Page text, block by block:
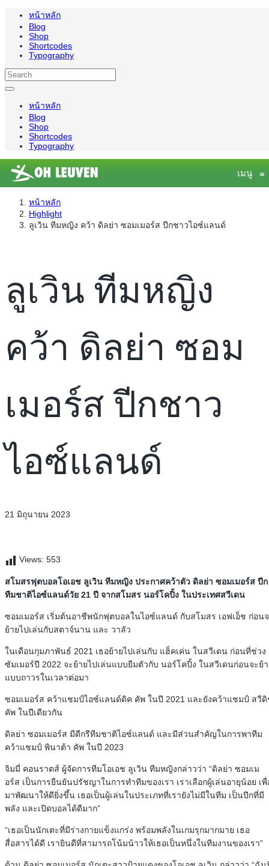
หน้าหลัก
Blog
Shop
Shortcodes
Typography
หน้าหลัก
Blog
Shop
Shortcodes
Typography
เมนู ≡
หน้าหลัก
Highlight
ลูเวิน ทีมหญิง คว้า ดิลย่า ซอมเมอร์ส ปีกชาวไอซ์แลนด์
ลูเวิน ทีมหญิง
คว้า ดิลย่า ซอม
เมอร์ส ปีกชาว
ไอซ์แลนด์
21 มิถุนายน 2023
Views: 553
สโมสรฟุตบอลโอเอช ลูเวิน ทีมหญิง ประกาศคว้าตัว ดิลย่า ซอมเมอร์ส ปีก
ทีมชาติไอซ์แลนด์วัย 21 ปี จากสโมสร นอร์โคปิ้ง ในประเทศสวีเดน
ซอมเมอร์ส เริ่มต้นอาชีพนักฟุตบอลในไอซ์แลนด์ กับสโมสร เอฟเอ็ช ก่อน
ย้ายไปเล่นกับสตาจ์นาน และ วาลัว
ในเดือนกุมภาพันธ์ 2021 เธอย้ายไปเล่นกับ แฮ็คเค่น ในสวีเดน ก่อนที่ช่วง
ซัมเมอร์ปี 2022 จะย้ายไปเล่นแบบยืมตัวกับ นอร์โคปิ้ง ในสวีเดนก่อนจะย้
แบบถาวรในเวลาต่อมา
ซอมเมอร์ส คว้าแชมป์ไอซ์แลนด์ดิค คัพ ในปี 2021 และยังคว้าแชมป์ สวี
คัพ ในปีเดียวกัน
ดิลย่า ซอมเมอร์ส มีดีกรีทีมชาติไอซ์แลนด์ และมีส่วนสำคัญในการพาทีม
คว้าแชมป์ พินาต้า คัพ ในปี 2023
จิมมี่ คอนราตส์ ผู้จัดการทีมโอเอช ลูเวิน ทีมหญิงกล่าวว่า “ดิลย่า ซอมเม
อร์ส เป็นการยืนยันปรัชญาในการทำทีมของเรา เราเลือกผู้เล่นอายุน้อย เพื่
มาพัฒนาให้ดียิ่งขึ้น เธอเป็นผู้เล่นในประเภทที่เรายังไม่มีในทีม เป็นปีกที่มี
พลัง และเปิดบอลได้ดีมาก”
“เธอเป็นนักเตะที่มีร่างกายแข็งแกร่ง พร้อมพลังในเกมรุกมากมาย เธอ
สื่อสารได้ดี เรายินดีที่สามารถโน้มน้าวให้เธอเป็นหนึ่งในทีมงานของเรา”